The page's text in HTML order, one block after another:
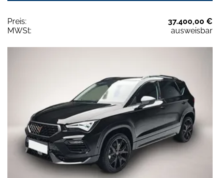
Preis:
37.400,00 €
MWSt:
ausweisbar